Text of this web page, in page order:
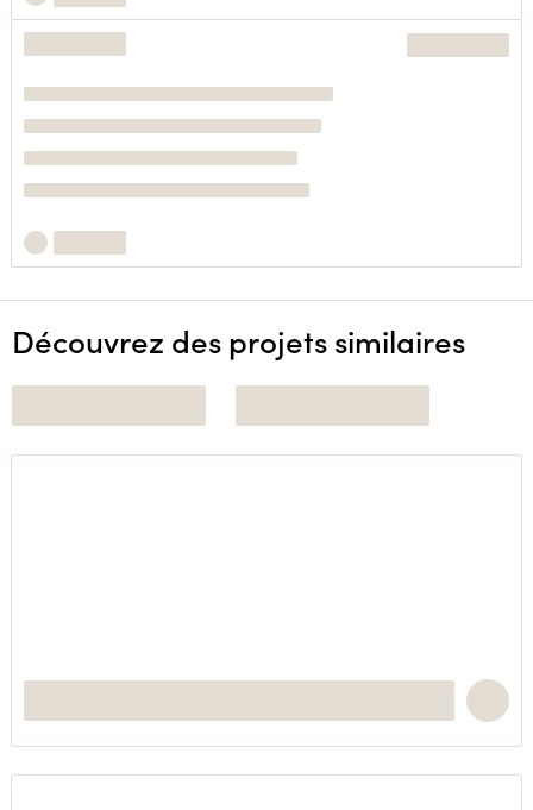
Découvrez des projets similaires